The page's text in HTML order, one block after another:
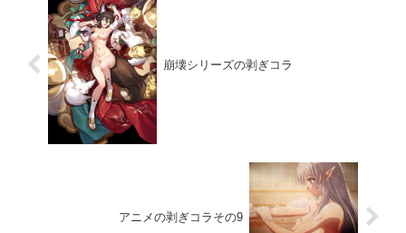
崩壊シリーズの剥ぎコラ
アニメの剥ぎコラその9